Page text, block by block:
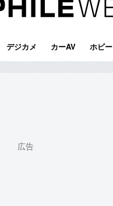
デジカメ カーAV ホビー